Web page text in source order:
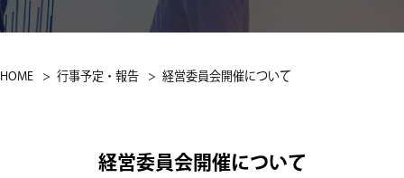
HOME 行事予定・報告 経営委員会開催について
経営委員会開催について